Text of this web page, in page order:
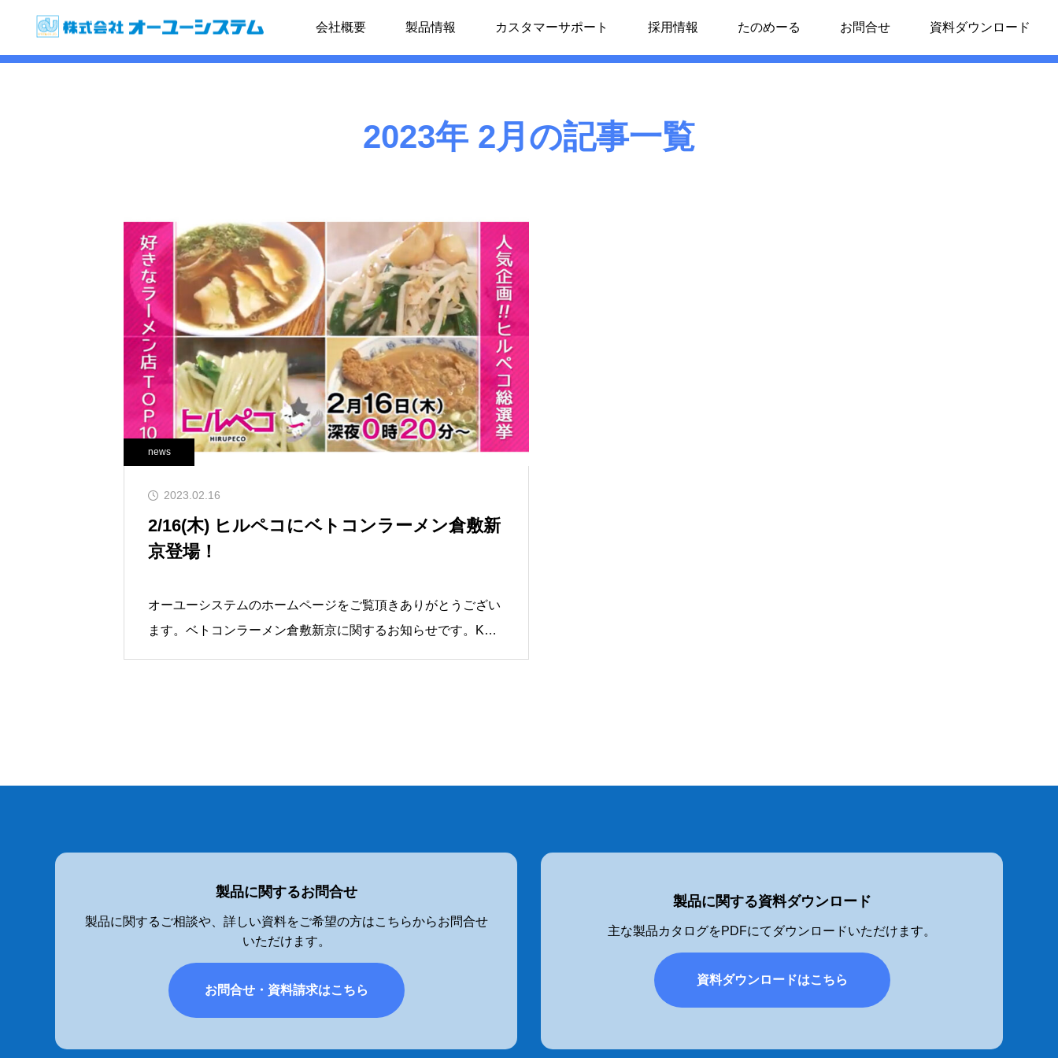
会社概要 製品情報 カスタマーサポート 採用情報 たのめーる お問合せ 資料ダウンロード
News
2023年 2月の記事一覧
news
2023.02.16
2/16(木) ヒルペコにベトコンラーメン倉敷新
京登場！
オーユーシステムのホームページをご覧頂きありがとうござい
ます。ベトコンラーメン倉敷新京に関するお知らせです。KSB
製品に関するお問合せ
製品に関するご相談や、詳しい資料をご希望の方はこちらからお問合せ
いただけます。
お問合せ・資料請求はこちら
製品に関する資料ダウンロード
主な製品カタログをPDFにてダウンロードいただけます。
資料ダウンロードはこちら